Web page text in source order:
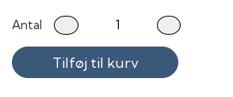
Antal
Tilføj til kurv